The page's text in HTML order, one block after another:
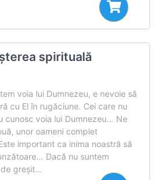
spirituală
voia lui Dumnezeu, e nevoie să
cu El în rugăciune. Cei care nu
cunosc voia lui Dumnezeu… Ne
unor oameni complet
important ca inima noastră să
Dacă nu suntem
greşit…